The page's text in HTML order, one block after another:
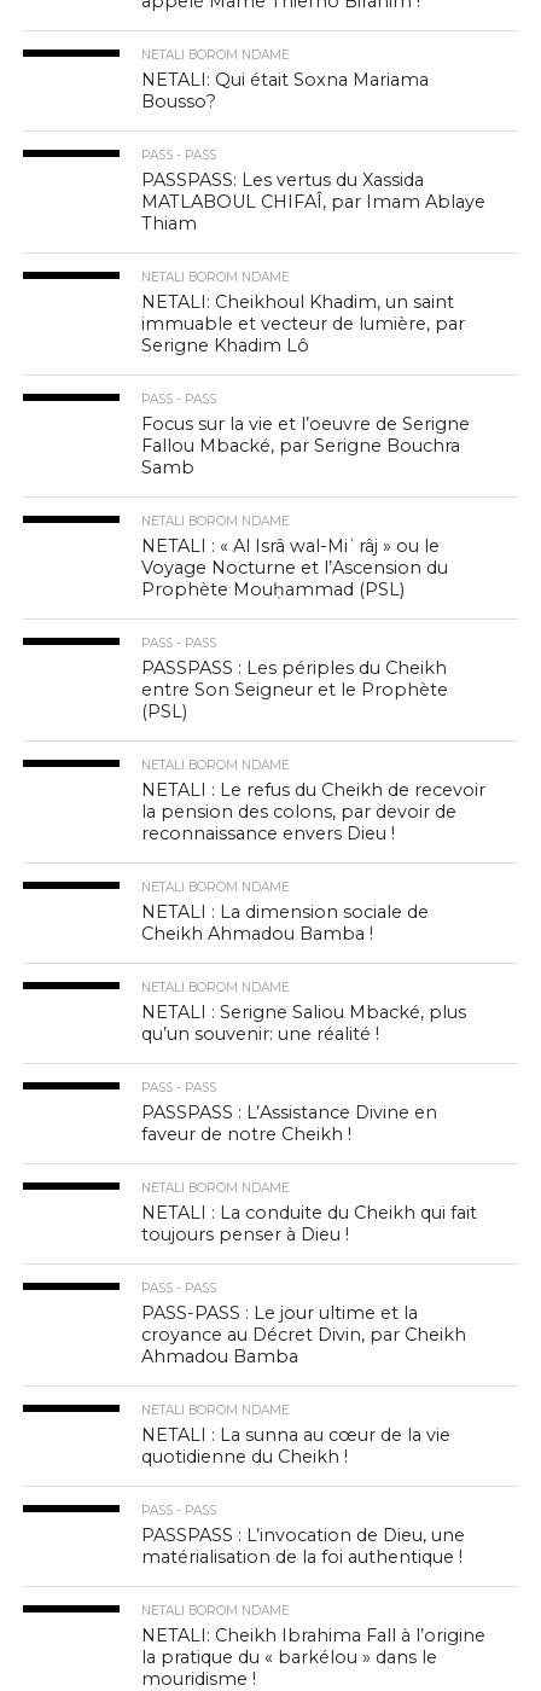
NETALI BOROM NDAME
NETALI: Qui était Soxna Mariama
Bousso?
PASS - PASS
PASSPASS: Les vertus du Xassida
MATLABOUL CHIFAÎ, par Imam Ablaye
Thiam
NETALI BOROM NDAME
NETALI: Cheikhoul Khadim, un saint
immuable et vecteur de lumière, par
Serigne Khadim Lô
PASS - PASS
Focus sur la vie et l’oeuvre de Serigne
Fallou Mbacké, par Serigne Bouchra
Samb
NETALI BOROM NDAME
NETALI : « Al Isrâ wal-Miʿrâj » ou le
Voyage Nocturne et l’Ascension du
Prophète Mouḥammad (PSL)
PASS - PASS
PASSPASS : Les périples du Cheikh
entre Son Seigneur et le Prophète
(PSL)
NETALI BOROM NDAME
NETALI : Le refus du Cheikh de recevoir
la pension des colons, par devoir de
reconnaissance envers Dieu !
NETALI BOROM NDAME
NETALI : La dimension sociale de
Cheikh Ahmadou Bamba !
NETALI BOROM NDAME
NETALI : Serigne Saliou Mbacké, plus
qu’un souvenir: une réalité !
PASS - PASS
PASSPASS : L’Assistance Divine en
faveur de notre Cheikh !
NETALI BOROM NDAME
NETALI : La conduite du Cheikh qui fait
toujours penser à Dieu !
PASS - PASS
PASS-PASS : Le jour ultime et la
croyance au Décret Divin, par Cheikh
Ahmadou Bamba
NETALI BOROM NDAME
NETALI : La sunna au cœur de la vie
quotidienne du Cheikh !
PASS - PASS
PASSPASS : L’invocation de Dieu, une
matérialisation de la foi authentique !
NETALI BOROM NDAME
NETALI: Cheikh Ibrahima Fall à l’origine
la pratique du « barkélou » dans le
mouridisme !